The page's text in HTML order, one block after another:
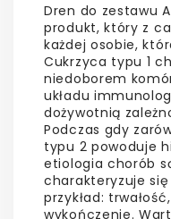
Dren do zestawu
produkt, który z
każdej osobie,
Cukrzyca typu 1
niedoborem
układu
dożywotnią
Podczas gdy
typu 2 powoduje
etiologia chorób
charakteryzuje
przykład:
wykończenie.